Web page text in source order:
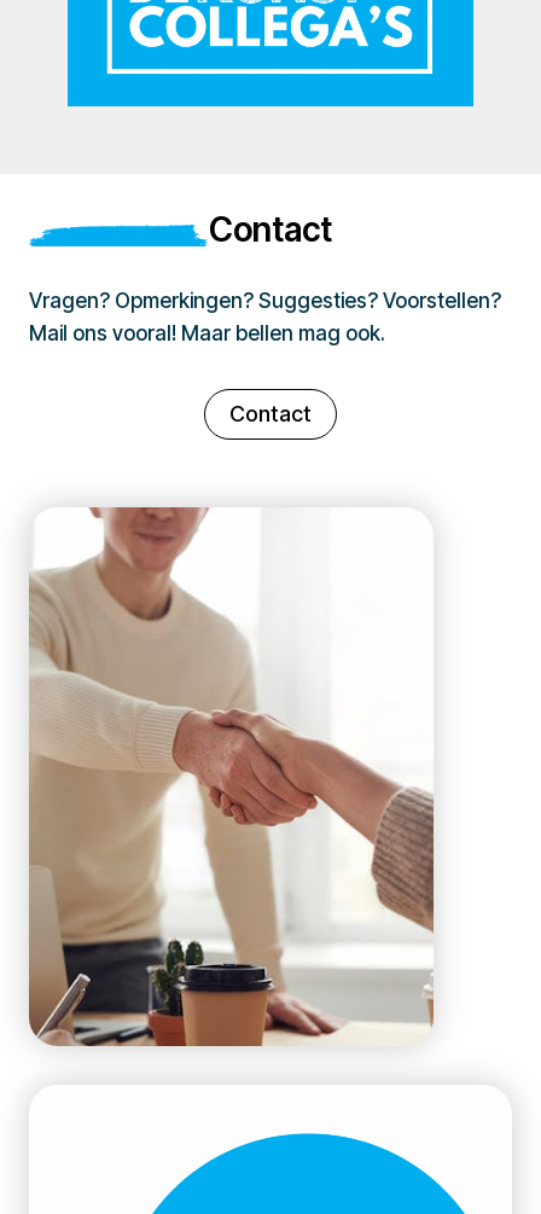
Contact
Vragen? Opmerkingen? Suggesties? Voorstellen?
Mail ons vooral! Maar bellen mag ook.
Contact